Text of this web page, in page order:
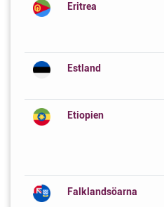
Eritrea
Estland
Etiopien
Falklandsöarna